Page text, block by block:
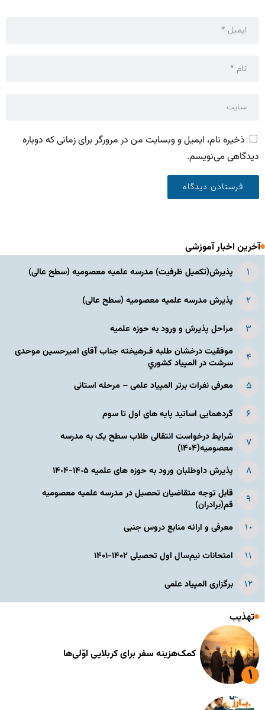
ذخیره نام، ایمیل و وبسایت من در مرورگر برای زمانی که دوباره
دیدگاهی می‌نویسم.
آخرین اخبار آموزشی
پذیرش(تکمیل ظرفیت) مدرسه علمیه معصومیه‌ (سطح عالی)
پذیرش مدرسه علمیه معصومیه‌ (سطح عالی)
مراحل پذیرش و ورود به حوزه علمیه
موفقیت درخشان طلبه فـرهیخته جناب آقای امیرحسین موحدی
سرشت در المپياد كشوري
معرفی نفرات برتر المپیاد علمی – مرحله استانی
گردهمایی اساتید پایه های اول تا سوم
شرایط درخواست انتقالی طلاب سطح یک به مدرسه
معصومیه(۱۴۰۴)
پذیرش داوطلبان ورود به حوزه های علمیه ١۴٠۵-١۴٠۴
قابل توجه متقاضیان تحصیل در مدرسه علمیه معصومیه
قم(برادران)
معرفی و ارائه منابع دروس جنبی
امتحانات نیم‌سال اول تحصیلی ۱۴۰۲-۱۴۰۱
برگزاری المپیاد علمی
تهذیب
کمک‌هزینه سفر برای کربلایی اوّلی‌ها